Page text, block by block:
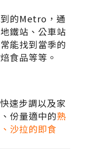
的Metro，通
鐵站、公車站
能找到當季的
食品等等。
速步調以及家
份量適中的熟
沙拉的即食